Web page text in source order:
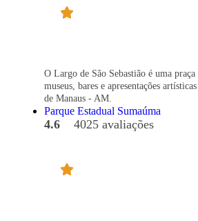
O Largo de São Sebastião é uma praça
museus, bares e apresentações
de Manaus - AM.
Parque Estadual Sumaúma
4.6 4025 avaliações